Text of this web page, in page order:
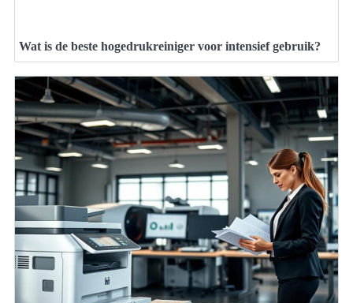
Wat is de beste hogedrukreiniger voor intensief gebruik?